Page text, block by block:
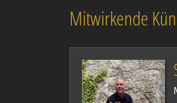
Mitwirkende